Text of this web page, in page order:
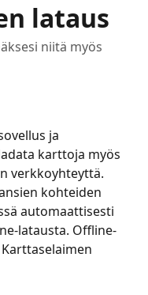
lataus
niitä myös
ja
karttoja myös
verkkoyhteyttä.
kohteiden
automaattisesti
latausta. Offline-